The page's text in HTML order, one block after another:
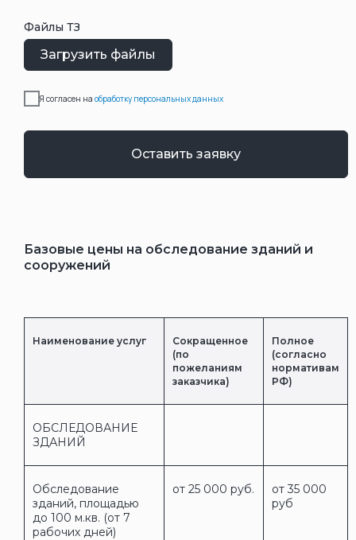
Файлы ТЗ
Загрузить файлы
Я согласен на обработку персональных данных
Оставить заявку
Базовые цены на обследование зданий и
сооружений
Наименование услуг
Сокращенное
(по
пожеланиям
заказчика)
Полное
(согласно
нормативам
РФ)
ОБСЛЕДОВАНИЕ
ЗДАНИЙ
Обследование
зданий, площадью
до 100 м.кв. (от 7
рабочих дней)
от 25 000 руб.
от 35 000
руб